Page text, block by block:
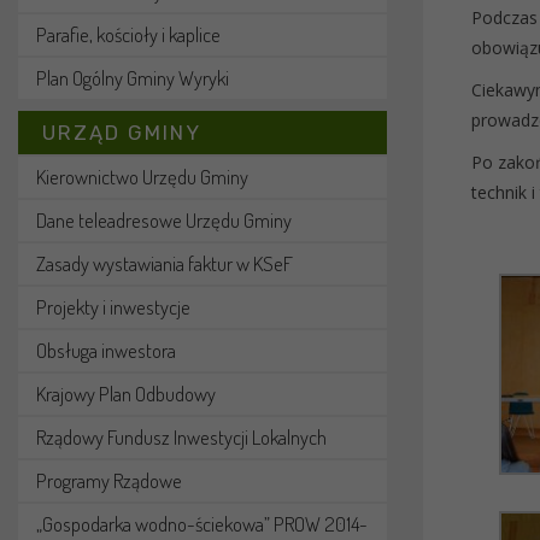
Parafie, kościoły i kaplice
Plan Ogólny Gminy Wyryki
URZĄD GMINY
Kierownictwo Urzędu Gminy
Dane teleadresowe Urzędu Gminy
Zasady wystawiania faktur w KSeF
Projekty i inwestycje
Obsługa inwestora
Krajowy Plan Odbudowy
Rządowy Fundusz Inwestycji Lokalnych
Programy Rządowe
„Gospodarka wodno-ściekowa” PROW 2014-
Po
technik